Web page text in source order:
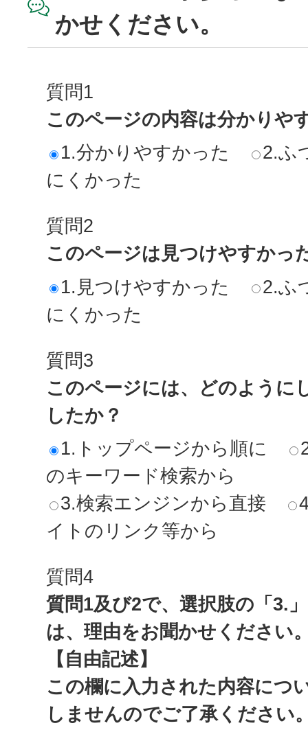
かせください。
質問1
このページの内容は分かりや
1.分かりやすかった
2.ふ
にくかった
質問2
このページは見つけやすかっ
1.見つけやすかった
2.ふ
にくかった
質問3
このページには、どのように
したか？
1.トップページから順に
のキーワード検索から
3.検索エンジンから直接
イトのリンク等から
質問4
質問1及び2で、選択肢の「3.
は、理由をお聞かせください
【自由記述】
この欄に入力された内容につ
しませんのでご了承ください